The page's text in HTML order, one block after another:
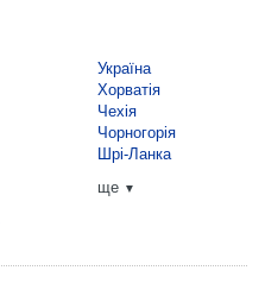
Україна
Хорватія
Чехія
Чорногорія
Шрі-Ланка
ще ▼